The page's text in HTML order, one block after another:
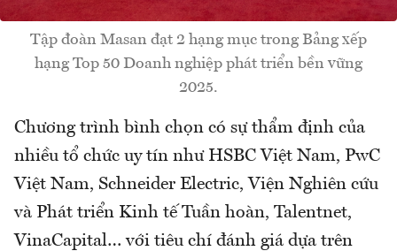
Tập đoàn Masan đạt 2 hạng mục trong Bảng xếp
hạng Top 50 Doanh nghiệp phát triển bền vững
2025.
Chương trình bình chọn có sự thẩm định của
nhiều tổ chức uy tín như HSBC Việt Nam, PwC
Việt Nam, Schneider Electric, Viện Nghiên cứu
và Phát triển Kinh tế Tuần hoàn, Talentnet,
VinaCapital… với tiêu chí đánh giá dựa trên